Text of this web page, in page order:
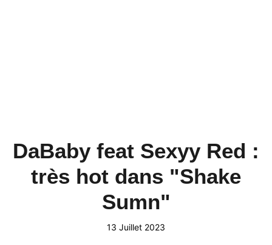
DaBaby feat Sexyy Red :
très hot dans "Shake
Sumn"
13 Juillet 2023